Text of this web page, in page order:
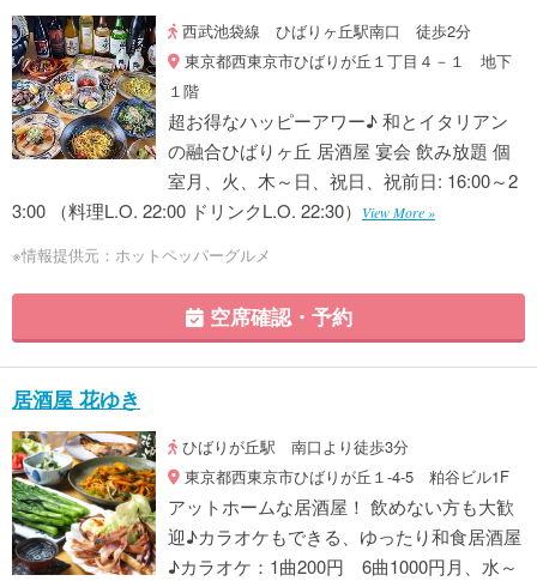
西武池袋線 ひばりヶ丘駅南口 徒歩2分
東京都西東京市ひばりが丘１丁目４－１ 地下
１階
超お得なハッピーアワー♪ 和とイタリアン
の融合ひばりヶ丘 居酒屋 宴会 飲み放題 個
室月、火、木～日、祝日、祝前日: 16:00～2
3:00 （料理L.O. 22:00 ドリンクL.O. 22:30）
View More »
※情報提供元：ホットペッパーグルメ
空席確認・予約
居酒屋 花ゆき
ひばりが丘駅 南口より徒歩3分
東京都西東京市ひばりが丘１-4-5 粕谷ビル1F
アットホームな居酒屋！ 飲めない方も大歓
迎♪カラオケもできる、ゆったり和食居酒屋
♪カラオケ：1曲200円 6曲1000円月、水～